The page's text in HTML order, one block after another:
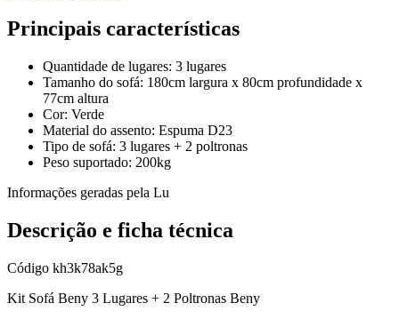
Principais características
Quantidade de lugares: 3 lugares
Tamanho do sofá: 180cm largura x 80cm profundidade x
77cm altura
Cor: Verde
Material do assento: Espuma D23
Tipo de sofá: 3 lugares + 2 poltronas
Peso suportado: 200kg
Informações geradas pela Lu
Descrição e ficha técnica
Código kh3k78ak5g
Kit Sofá Beny 3 Lugares + 2 Poltronas Beny